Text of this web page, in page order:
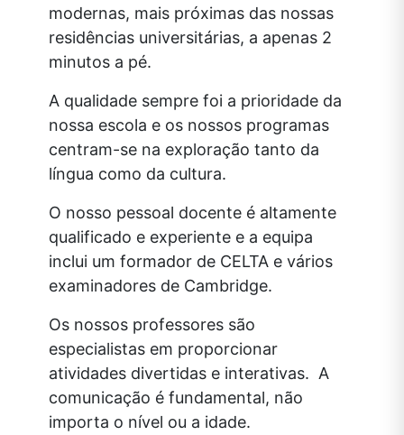
modernas, mais próximas das nossas
residências universitárias, a apenas 2
minutos a pé.
A qualidade sempre foi a prioridade da
nossa escola e os nossos programas
centram-se na exploração tanto da
língua como da cultura.
O nosso pessoal docente é altamente
qualificado e experiente e a equipa
inclui um formador de CELTA e vários
examinadores de Cambridge.
Os nossos professores são
especialistas em proporcionar
atividades divertidas e interativas. A
comunicação é fundamental, não
importa o nível ou a idade.